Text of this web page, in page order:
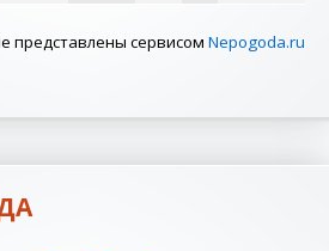
представлены сервисом Nepogoda.ru